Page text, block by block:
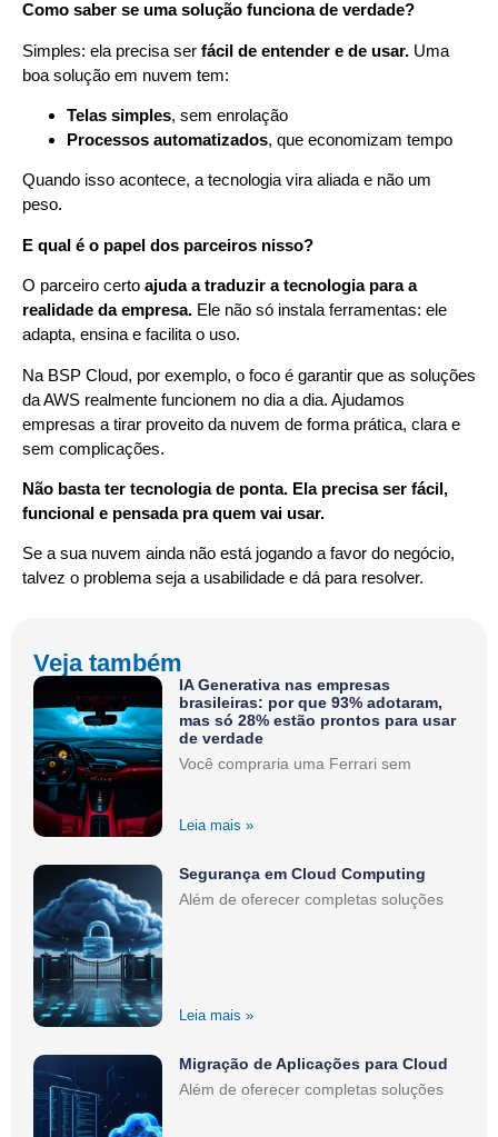
Veja também
IA Generativa nas empresas
brasileiras: por que 93% adotaram,
mas só 28% estão prontos para usar
de verdade
Você compraria uma Ferrari sem
Leia mais »
Segurança em Cloud Computing
Além de oferecer completas soluções
Leia mais »
Migração de Aplicações para Cloud
Além de oferecer completas soluções
Como saber se uma solução funciona de verdade?
Simples: ela precisa ser fácil de entender e de usar. Uma
boa solução em nuvem tem:
Telas simples, sem enrolação
Processos automatizados, que economizam tempo
Quando isso acontece, a tecnologia vira aliada e não um
peso.
E qual é o papel dos parceiros nisso?
O parceiro certo ajuda a traduzir a tecnologia para a
realidade da empresa. Ele não só instala ferramentas: ele
adapta, ensina e facilita o uso.
Na BSP Cloud, por exemplo, o foco é garantir que as soluções
da AWS realmente funcionem no dia a dia. Ajudamos
empresas a tirar proveito da nuvem de forma prática, clara e
sem complicações.
Não basta ter tecnologia de ponta. Ela precisa ser fácil,
funcional e pensada pra quem vai usar.
Se a sua nuvem ainda não está jogando a favor do negócio,
talvez o problema seja a usabilidade e dá para resolver.